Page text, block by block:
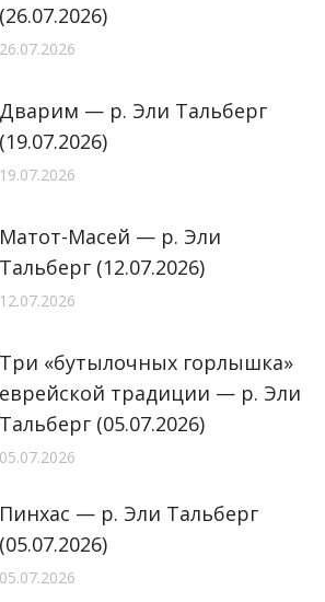
(26.07.2026)
26.07.2026
Дварим — р. Эли Тальберг
(19.07.2026)
19.07.2026
Матот-Масей — р. Эли
Тальберг (12.07.2026)
12.07.2026
Три «бутылочных горлышка»
еврейской традиции — р. Эли
Тальберг (05.07.2026)
05.07.2026
Пинхас — р. Эли Тальберг
(05.07.2026)
05.07.2026